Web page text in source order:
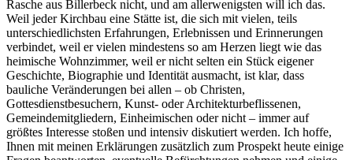
Rasche aus Billerbeck nicht, und am allerwenigsten will ich das.
Weil jeder Kirchbau eine Stätte ist, die sich mit vielen, teils
unterschiedlichsten Erfahrungen, Erlebnissen und Erinnerungen
verbindet, weil er vielen mindestens so am Herzen liegt wie das
heimische Wohnzimmer, weil er nicht selten ein Stück eigener
Geschichte, Biographie und Identität ausmacht, ist klar, dass
bauliche Veränderungen bei allen – ob Christen,
Gottesdienstbesuchern, Kunst- oder Architekturbeflissenen,
Gemeindemitgliedern, Einheimischen oder nicht – immer auf
größtes Interesse stoßen und intensiv diskutiert werden. Ich hoffe,
Ihnen mit meinen Erklärungen zusätzlich zum Prospekt heute einige